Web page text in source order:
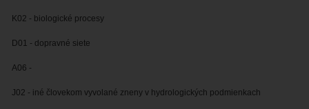
K02 - biologické procesy
D01 - dopravné siete
A06 -
J02 - iné človekom vyvolané zneny v hydrologických podmienkach